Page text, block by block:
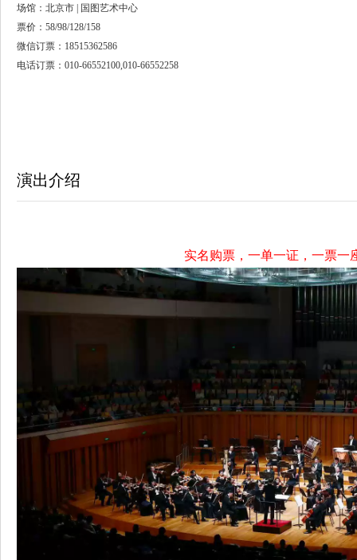
场馆：北京市 | 国图艺术中心
票价：58/98/128/158
微信订票：18515362586
电话订票：010-66552100,010-66552258
演出介绍
实名购票，一单一证，一票一